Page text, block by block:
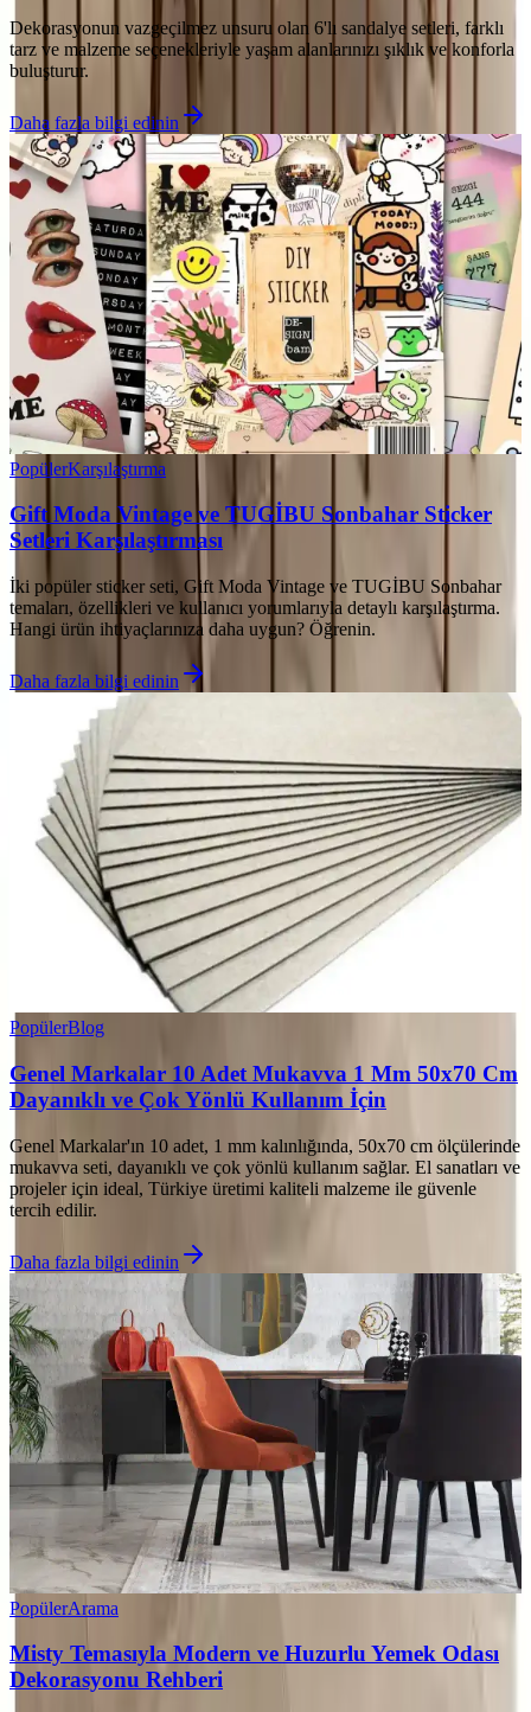
Dekorasyonun vazgeçilmez unsuru olan 6'lı sandalye setleri, farklı
tarz ve malzeme seçenekleriyle yaşam alanlarınızı şıklık ve konforla
buluşturur.
Daha fazla bilgi edinin
PopülerKarşılaştırma
Gift Moda Vintage ve TUGİBU Sonbahar Sticker
Setleri Karşılaştırması
İki popüler sticker seti, Gift Moda Vintage ve TUGİBU Sonbahar
temaları, özellikleri ve kullanıcı yorumlarıyla detaylı karşılaştırma.
Hangi ürün ihtiyaçlarınıza daha uygun? Öğrenin.
Daha fazla bilgi edinin
PopülerBlog
Genel Markalar 10 Adet Mukavva 1 Mm 50x70 Cm
Dayanıklı ve Çok Yönlü Kullanım İçin
Genel Markalar'ın 10 adet, 1 mm kalınlığında, 50x70 cm ölçülerinde
mukavva seti, dayanıklı ve çok yönlü kullanım sağlar. El sanatları ve
projeler için ideal, Türkiye üretimi kaliteli malzeme ile güvenle
tercih edilir.
Daha fazla bilgi edinin
PopülerArama
Misty Temasıyla Modern ve Huzurlu Yemek Odası
Dekorasyonu Rehberi